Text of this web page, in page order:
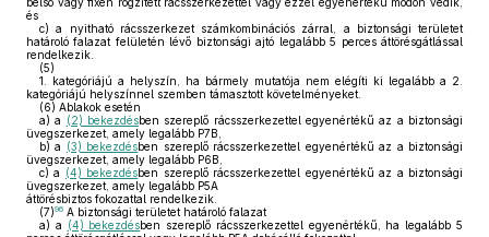
és
c) a nyitható rácsszerkezet számkombinációs zárral, a biztonsági területet
határoló falazat felületén lévő biztonsági ajtó legalább 5 perces áttörésgátlással
rendelkezik.
(5)
1.
kategóriájú a helyszín, ha bármely mutatója nem elégíti ki legalább a 2.
kategóriájú helyszínnel szemben támasztott követelményeket.
(6) Ablakok esetén
a) a (2) bekezdésben szereplő rácsszerkezettel egyenértékű az a biztonsági
üvegszerkezet, amely legalább P7B,
b) a (3) bekezdésben szereplő rácsszerkezettel egyenértékű az a biztonsági
üvegszerkezet, amely legalább P6B,
c) a (4) bekezdésben szereplő rácsszerkezettel egyenértékű az a biztonsági
üvegszerkezet, amely legalább P5A
áttörésbiztos fokozattal rendelkezik.
(7)96 A biztonsági területet határoló falazat
a) a (4) bekezdésben szereplő rácsszerkezettel egyenértékű, ha legalább 5